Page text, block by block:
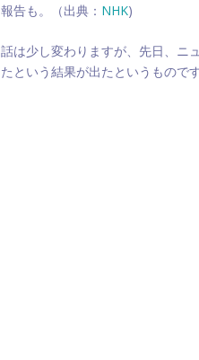
報告も。（出典： NHK)
話は少し変わりますが、先日、ニ
たという結果が出たというもので